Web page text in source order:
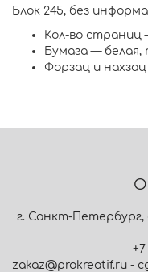
Блок 245, без
Кол-во страниц
Бумага — белая,
Форзац и
О
г. Санкт-Петербург,
+7
zakaz@prokreatif.ru -